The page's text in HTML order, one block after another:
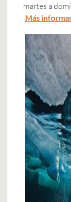
martes a
Más